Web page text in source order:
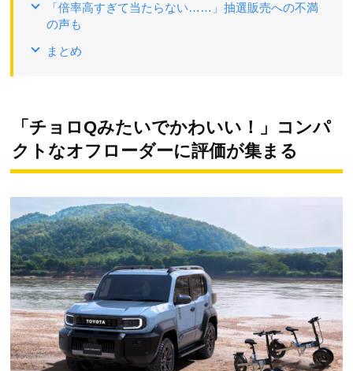
「倍率高すぎて当たらない……」抽選販売への不満
の声も
まとめ
「チョロQみたいでかわいい！」コンパ
クトなオフローダーに評価が集まる